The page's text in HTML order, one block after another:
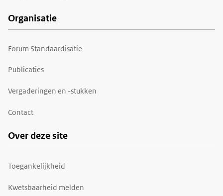
Organisatie
Forum Standaardisatie
Publicaties
Vergaderingen en -stukken
Contact
Over deze site
Toegankelijkheid
Kwetsbaarheid melden